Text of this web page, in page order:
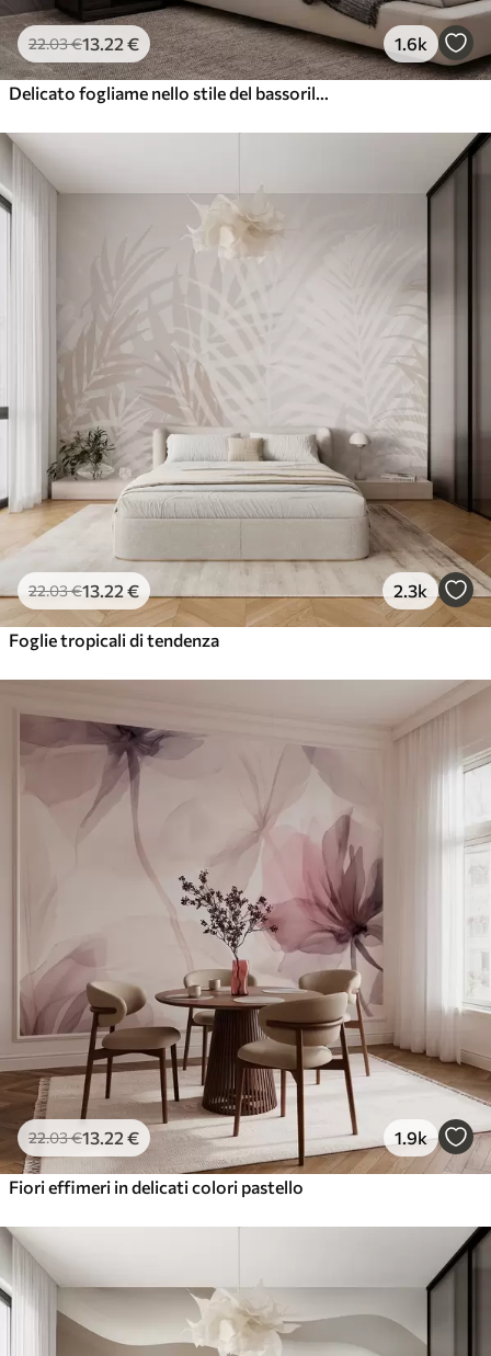
22.03€13 .22 € 1.6k
22.03€13 .22 € 2.3k
Foglie tropicali di tendenza
22.03€13 .22 € 1.9k
Fiori effimeri in delicati colori pastello